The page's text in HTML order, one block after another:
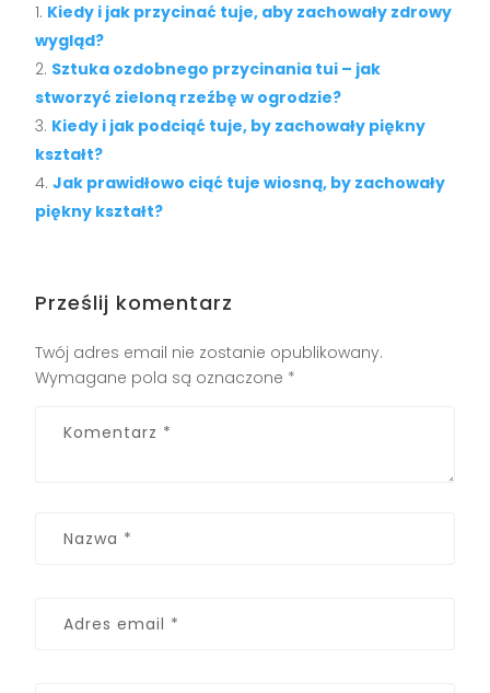
Kiedy i jak przycinać tuje, aby zachowały zdrowy
wygląd?
Sztuka ozdobnego przycinania tui – jak
stworzyć zieloną rzeźbę w ogrodzie?
Kiedy i jak podciąć tuje, by zachowały piękny
kształt?
Jak prawidłowo ciąć tuje wiosną, by zachowały
piękny kształt?
Prześlij komentarz
Twój adres email nie zostanie opublikowany.
Wymagane pola są oznaczone *